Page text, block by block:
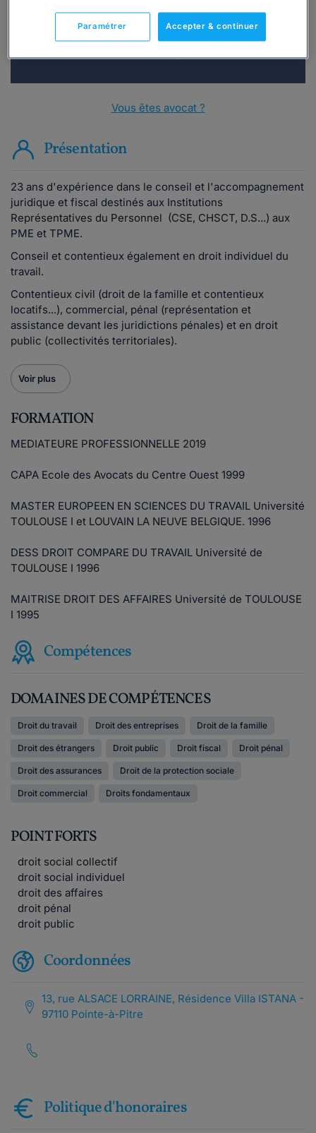
ou appelez le01 75 75 42 33(8h à 21h du lundi au
Vous êtes avocat ?
Présentation
23 ans d'expérience dans le conseil et l'accompagnement
juridique et fiscal destinés aux Institutions
Représentatives du Personnel (CSE, CHSCT, D.S...) aux
PME et TPME.
Conseil et contentieux également en droit individuel du
travail.
Contentieux civil (droit de la famille et contentieux
locatifs...), commercial, pénal (représentation et
assistance devant les juridictions pénales) et en droit
public (collectivités territoriales).
Voir plus
FORMATION
MEDIATEURE PROFESSIONNELLE 2019
CAPA Ecole des Avocats du Centre Ouest 1999
MASTER EUROPEEN EN SCIENCES DU TRAVAIL Université
TOULOUSE I et LOUVAIN LA NEUVE BELGIQUE. 1996
DESS DROIT COMPARE DU TRAVAIL Université de
TOULOUSE I 1996
MAITRISE DROIT DES AFFAIRES Université de TOULOUSE
I 1995
Compétences
DOMAINES DE COMPÉTENCES
Droit du travail Droit des entreprises Droit de la famille
Droit des étrangers Droit public Droit fiscal Droit pénal
Droit des assurances Droit de la protection sociale
Droit commercial Droits fondamentaux
POINT FORTS
droit social collectif
droit social individuel
droit des affaires
droit pénal
droit public
Coordonnées
13, rue ALSACE LORRAINE, Résidence Villa ISTANA -
97110 Pointe-à-Pitre
Politique d'honoraires
Accepter & continuer
Paramétrer